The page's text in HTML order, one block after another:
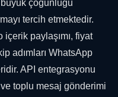
büyük çoğunluğu
tercih etmektedir.
içerik paylaşımı, fiyat
adımları WhatsApp
API entegrasyonu
toplu mesaj gönderimi